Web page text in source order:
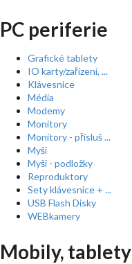
PC periferie
Grafické tablety
IO karty/zařízení, ...
Klávesnice
Média
Modemy
Monitory
Monitory - přísluš ...
Myši
Myši - podložky
Reproduktory
Sety klávesnice + ...
USB Flash Disky
WEBkamery
Mobily, tablety